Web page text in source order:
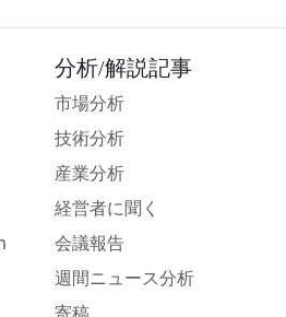
分析/解説記事
市場分析
技術分析
産業分析
経営者に聞く
会議報告
週間ニュース分析